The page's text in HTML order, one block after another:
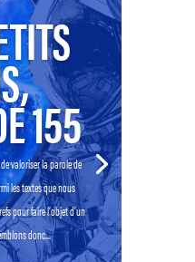
155
valoriser la parole de
les textes que nous
pour faire l’objet d’un
donc...